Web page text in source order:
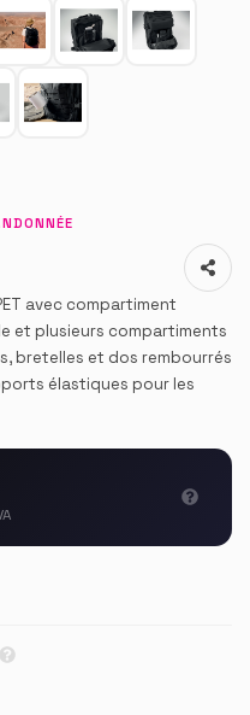
avec compartiment
et plusieurs compartiments
bretelles et dos rembourrés
élastiques pour les